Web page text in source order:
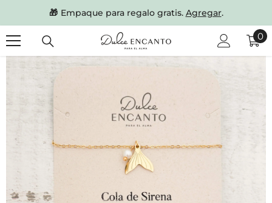
SKIP TO CONTENT
🎁 Empaque para regalo gratis. Agregar.
00